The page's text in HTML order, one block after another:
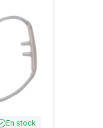
En stock